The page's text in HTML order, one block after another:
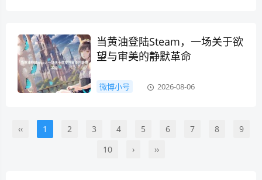
当黄油登陆Steam，一场关于欲
望与审美的静默革命
微博小号 2026-08-06
‹‹ 1 2 3 4 5 6 7 8
9
10
› ››